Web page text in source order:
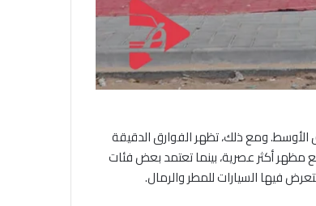
الأوسط. ومع ذلك، تظهر الفوارق الدقيقة
مظهر أكثر عصرية، بينما تعتمد بعض فئات
فيها السيارات للمطر والرمال.